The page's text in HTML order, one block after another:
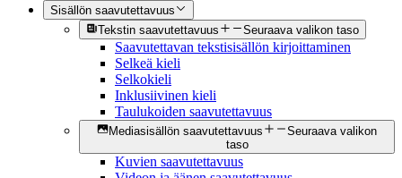
Sisällön saavutettavuus
Tekstin saavutettavuus
Seuraava valikon taso
Saavutettavan tekstisisällön kirjoittaminen
Selkeä kieli
Selkokieli
Inklusiivinen kieli
Taulukoiden saavutettavuus
Mediasisällön saavutettavuus
Seuraava valikon
taso
Kuvien saavutettavuus